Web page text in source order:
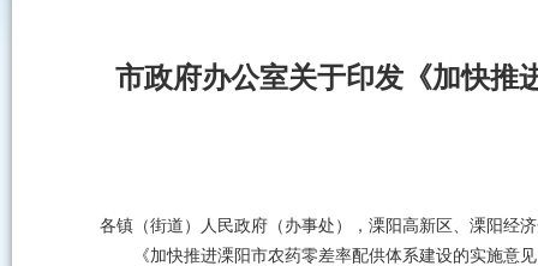
市政府办公室关于印发《加快推
各镇（街道）人民政府（办事处），溧阳高新区、溧阳经
《加快推进溧阳市农药零差率配供体系建设的实施意